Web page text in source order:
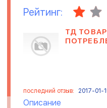
Рейтинг:
ТД
последний отзыв: 2017-01-
Описание